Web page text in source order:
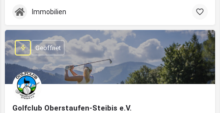
Immobilien
Golfclub Oberstaufen-Steibis e.V.
Geöffnet